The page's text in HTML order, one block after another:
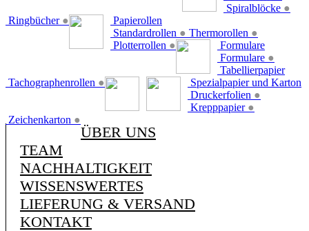
Spiralblöcke ●
Ringbücher ●
Papierollen
Standardrollen ● Thermorollen ●
Plotterrollen ●
Formulare
Formulare ●
Tachographenrollen ●
Tabellierpapier
Spezialpapier und Karton
Druckerfolien ●
Krepppapier ●
Zeichenkarton ●
ÜBER UNS
TEAM
NACHHALTIGKEIT
WISSENSWERTES
LIEFERUNG & VERSAND
KONTAKT